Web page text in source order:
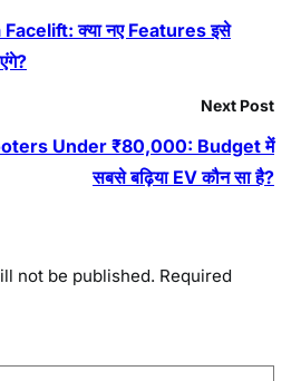
क्या नए Features इसे
Next Post
Under ₹80,000: Budget में
सबसे बढ़िया EV कौन सा है?
not be published. Required